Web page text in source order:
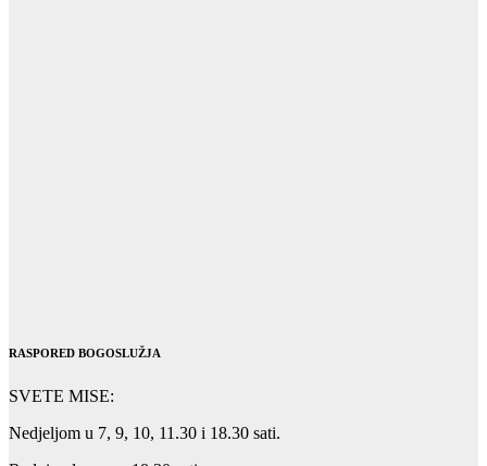
RASPORED BOGOSLUŽJA
SVETE MISE:
Nedjeljom u 7, 9, 10, 11.30 i 18.30 sati.